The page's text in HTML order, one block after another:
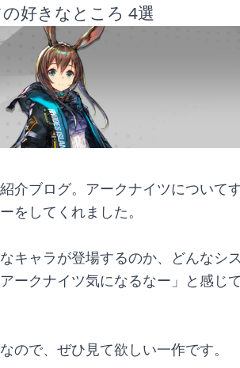
好きなところ 4選
介ブログ。アークナイツについて
をしてくれました。
キャラが登場するのか、どんなシ
ークナイツ気になるなー」と感じ
ので、ぜひ見て欲しい一作です。